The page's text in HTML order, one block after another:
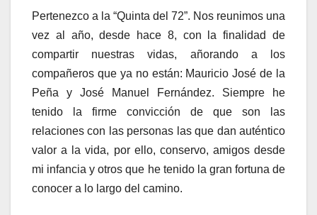
Pertenezco a la “Quinta del 72”. Nos reunimos una
vez al año, desde hace 8, con la finalidad de
compartir nuestras vidas, añorando a los
compañeros que ya no están: Mauricio José de la
Peña y José Manuel Fernández. Siempre he
tenido la firme convicción de que son las
relaciones con las personas las que dan auténtico
valor a la vida, por ello, conservo, amigos desde
mi infancia y otros que he tenido la gran fortuna de
conocer a lo largo del camino.